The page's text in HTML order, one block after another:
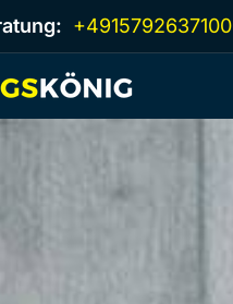
+4915792637100